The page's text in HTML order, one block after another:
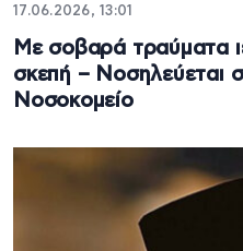
17.06.2026, 13:01
Με σοβαρά τραύματα
σκεπή – Νοσηλεύεται
Νοσοκομείο